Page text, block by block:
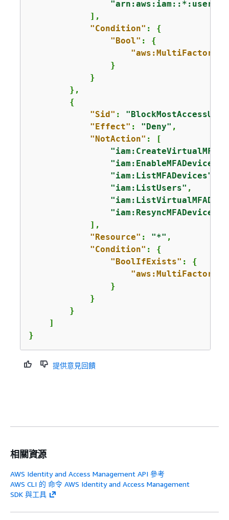
"arn:aws:iam::*:user/$
            ],
"Condition" : {
"Bool" : {
                }
            }
        },
{
"Sid" :
"Effect" : "Deny" ,
"NotAction" : [
"iam:EnableMFADevice"
"iam:ListMFADevices"
"iam:ListUsers" ,
"iam:ResyncMFADevice"
            ],
"Resource" : "*" ,
"Condition" : {
"BoolIfExists" : {
                }
            }
        }
    ]
}
提供意見回饋
相關資源
AWS Identity and Access Management API 參考
AWS CLI 的 命令 AWS Identity and Access Management
SDK 與工具